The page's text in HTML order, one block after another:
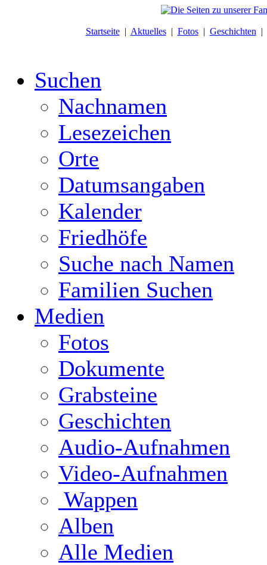
Startseite| Aktuelles| Fotos| Geschichten |
Suchen
Nachnamen
Lesezeichen
Orte
Datumsangaben
Kalender
Friedhöfe
Suche nach Namen
Familien Suchen
Medien
Fotos
Dokumente
Grabsteine
Geschichten
Audio-Aufnahmen
Video-Aufnahmen
Wappen
Alben
Alle Medien